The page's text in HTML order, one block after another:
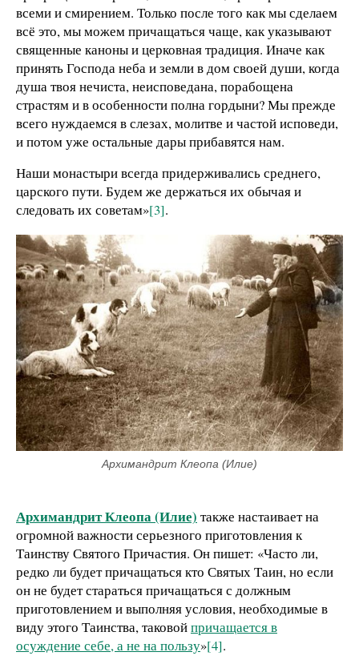
всеми и смирением. Только после того как мы сделаем
всё это, мы можем причащаться чаще, как указывают
священные каноны и церковная традиция. Иначе как
принять Господа неба и земли в дом своей души, когда
душа твоя нечиста, неисповедана, порабощена
страстям и в особенности полна гордыни? Мы прежде
всего нуждаемся в слезах, молитве и частой исповеди,
и потом уже остальные дары прибавятся нам.
Наши монастыри всегда придерживались среднего,
царского пути. Будем же держаться их обычая и
следовать их советам»[3].
Архимандрит Клеопа (Илие)
Архимандрит Клеопа (Илие) также настаивает на
огромной важности серьезного приготовления к
Таинству Святого Причастия. Он пишет: «Часто ли,
редко ли будет причащаться кто Святых Таин, но если
он не будет стараться причащаться с должным
приготовлением и выполняя условия, необходимые в
виду этого Таинства, таковойпричащается в
осуждение себе, а не на пользу»[4].